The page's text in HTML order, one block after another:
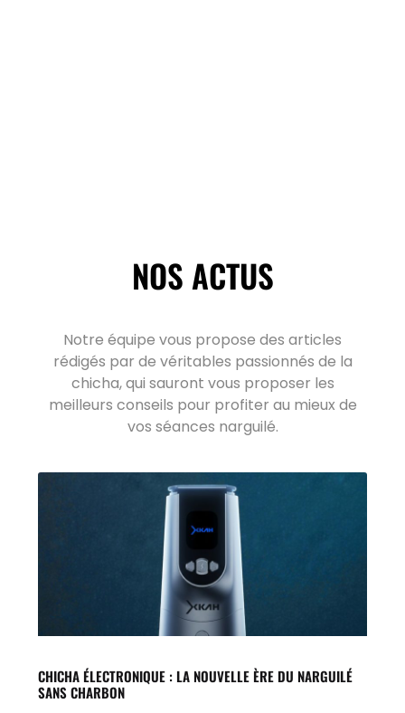
NOS ACTUS
Notre équipe vous propose des articles
rédigés par de véritables passionnés de la
chicha, qui sauront vous proposer les
meilleurs conseils pour profiter au mieux de
vos séances narguilé.
CHICHA ÉLECTRONIQUE : LA NOUVELLE ÈRE DU NARGUILÉ
SANS CHARBON